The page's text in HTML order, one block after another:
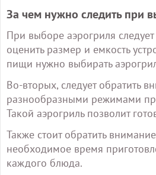
За чем нужно следить при
При выборе аэрогриля
оценить размер и емкость
пищи нужно выбирать
Во-вторых, следует обратить
разнообразными режимами
Такой аэрогриль позволит
Также стоит обратить
необходимое время
каждого блюда.